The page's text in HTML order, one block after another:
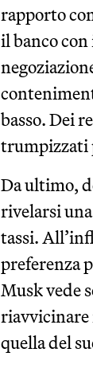
rapporto
il banco
basso. Dei
trumpizzati
Da ultimo,
rivelarsi
tassi.
preferenza
Musk vede
riavvicinare
quella del